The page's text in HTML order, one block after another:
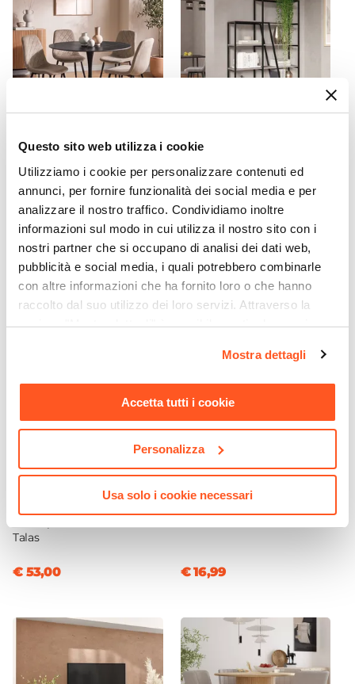
Questo sito web utilizza i cookie
Utilizziamo i cookie per personalizzare contenuti ed
annunci, per fornire funzionalità dei social media e per
analizzare il nostro traffico. Condividiamo inoltre
informazioni sul modo in cui utilizza il nostro sito con i
nostri partner che si occupano di analisi dei dati web,
pubblicità e social media, i quali potrebbero combinarle
con altre informazioni che ha fornito loro o che hanno
raccolto dal suo utilizzo dei loro servizi. Attraverso la
sezione "Mostra dettagli" è possibile gestire le proprie
momento. Per maggiori informazioni si invita a leggere la
nostraCookie Policy.
Mostra dettagli
Accetta tutti i cookie
Personalizza
Usa solo i cookie necessari
Regolazione clic clac Richiudibile |Schienale
regolabile in 6 posizioni
Portata (Kg)
300 kg
Inclusi - 2
Sfoderabile
Dimensioni Letto
133 x 190 x 32h cm
CODICE:FN-4TW
Set 4 sedie in velluto
trapuntato tortora con
gambe in metallo nere -
Finesse
€ 116,00
CODICE:
Libreria 110x178h cm con
ripiani tortora e struttura in
metallo nero - Rubiza
€ 129,00
CODICE:TL-7NP
Specchio da interno
Talas
€ 53,00
CODICE:PRA-NR
Appendiabiti in acciaio nero
€ 16,99